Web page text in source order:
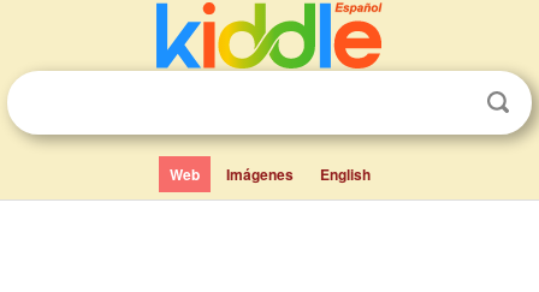
Web Imágenes English